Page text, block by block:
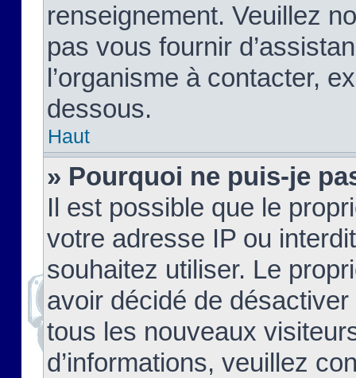
renseignement. Veuillez
pas vous fournir
l’organisme à contacter,
dessous.
Haut
» Pourquoi ne puis-je
Il est possible que le
votre adresse IP ou
souhaitez utiliser. Le
avoir décidé de
tous les nouveaux
d’informations, veuillez